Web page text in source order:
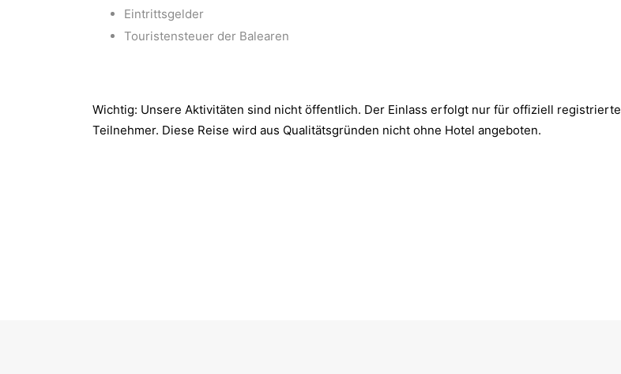
Eintrittsgelder
Touristensteuer der Balearen
Wichtig: Unsere Aktivitäten sind nicht öffentlich. Der Einlass erfolgt nur für offiziell registrierte
Teilnehmer. Diese Reise wird aus Qualitätsgründen nicht ohne Hotel angeboten.